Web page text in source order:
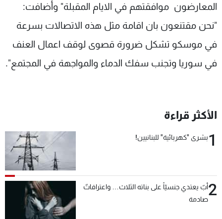
المعارضون موافقتهم في الايام المقبلة" وأضافت:
"نحن مقتنعون بان اقامة مثل هذه الاتصالات بسرعة
في موسكو تشكل ضرورة قصوى لوقف اعمال العنف
في سوريا وتجنب سفك الدماء والمواجهة في المجتمع".
الأكثر قراءة
1بشرى "كهربائية" للبنانيين!
2أبٌ يعتدي جنسيّاً على بناته الثلاث… واعترافاتٌ
صادمة